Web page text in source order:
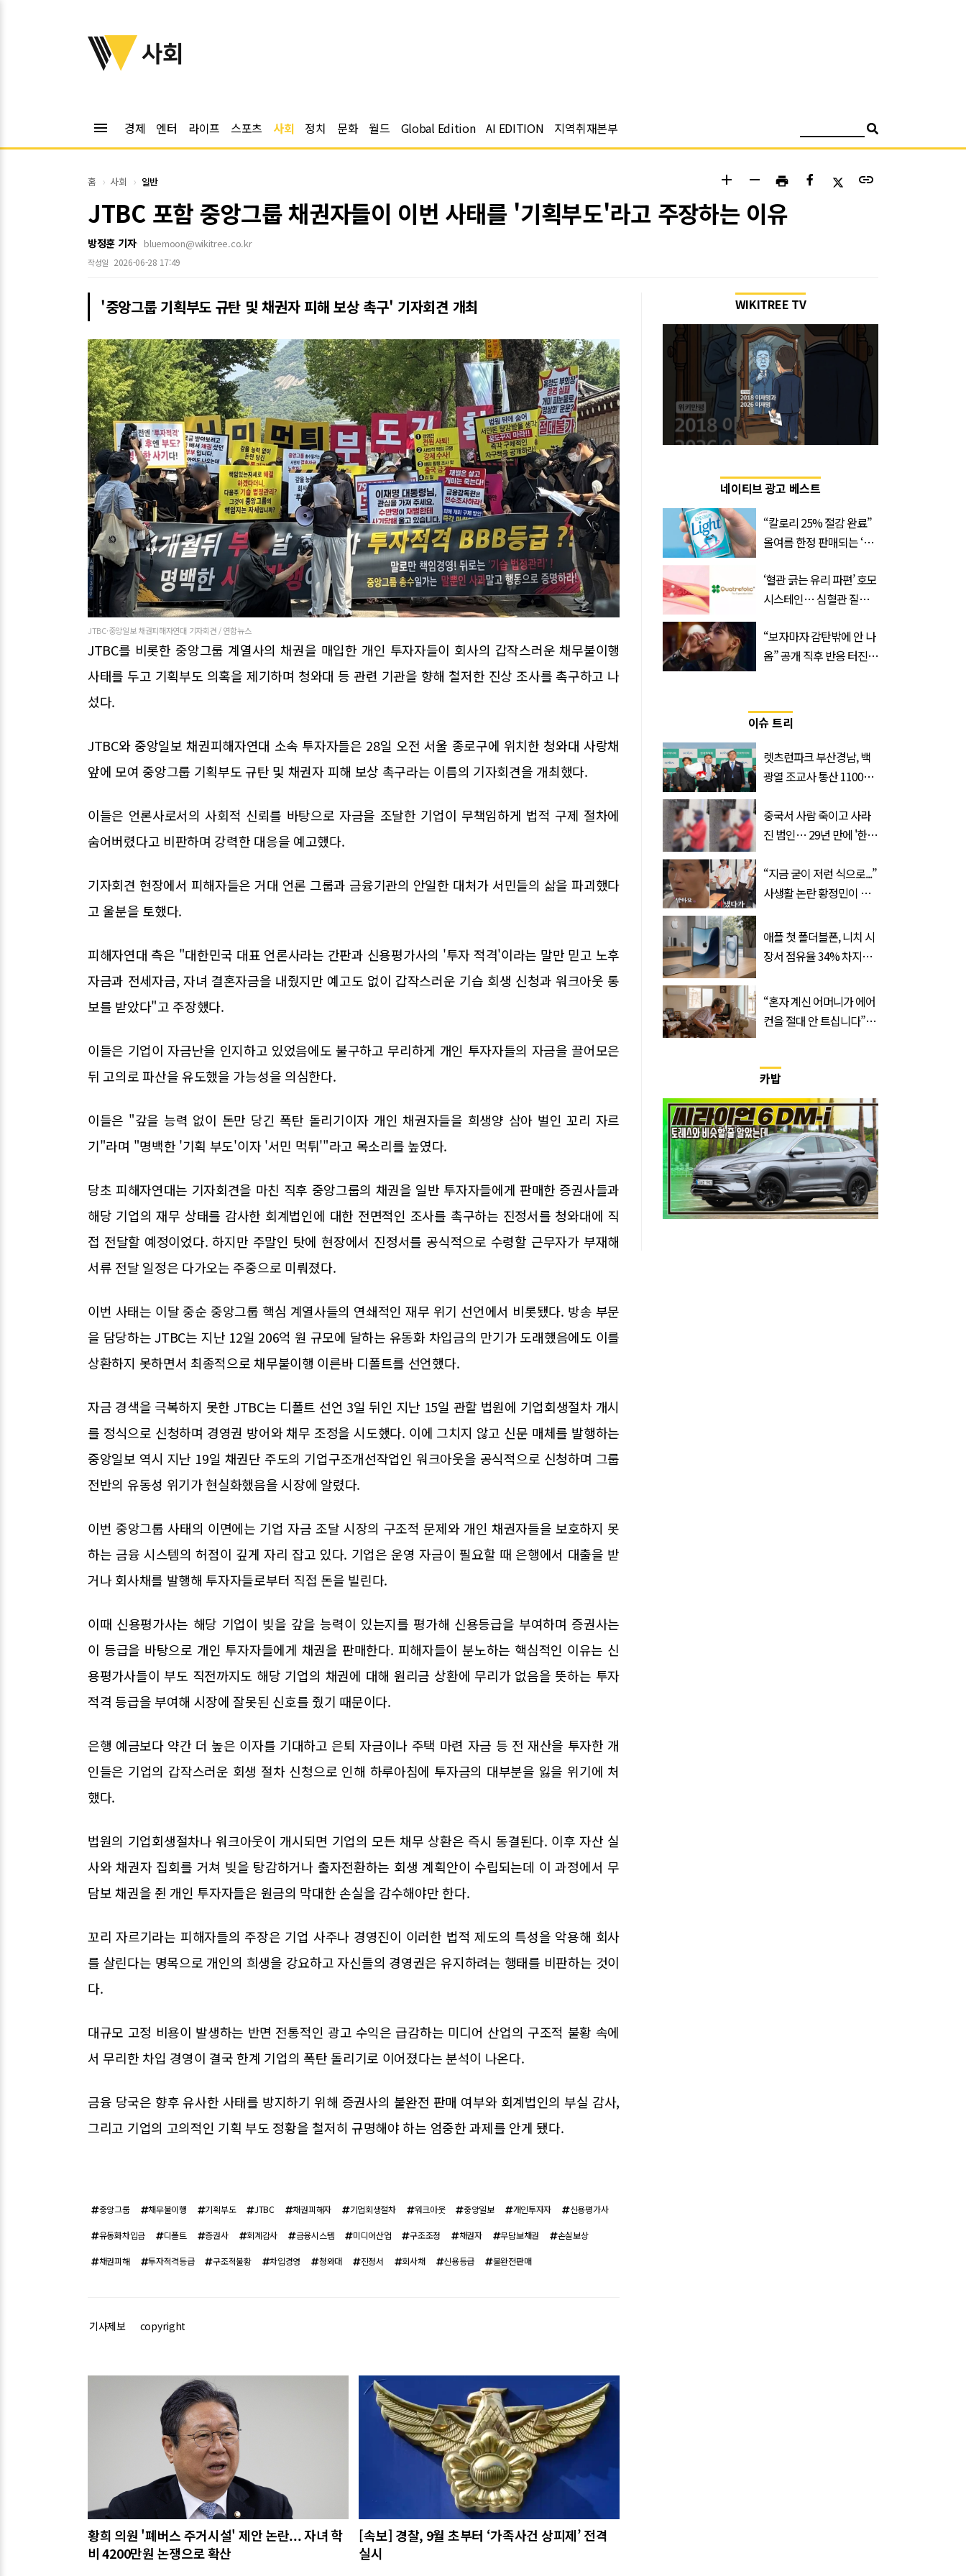
위키트리
사회
menu 경제 엔터 라이프 스포츠 사회 정치 문화 월드 Global Edition AI EDITION 지역취재본부
홈 사회 일반 add remove print link
JTBC 포함 중앙그룹 채권자들이 이번 사태를 '기획부도'라고 주장하는 이유
방정훈 기자 bluemoon@wikitree.co.kr
작성일 2026-06-28 17:49
'중앙그룹 기획부도 규탄 및 채권자 피해 보상 촉구' 기자회견 개최
JTBC·중앙일보 채권피해자연대 기자회견 / 연합뉴스
JTBC를 비롯한 중앙그룹 계열사의 채권을 매입한 개인 투자자들이 회사의 갑작스러운 채무불이행
사태를 두고 기획부도 의혹을 제기하며 청와대 등 관련 기관을 향해 철저한 진상 조사를 촉구하고 나
섰다.
JTBC와 중앙일보 채권피해자연대 소속 투자자들은 28일 오전 서울 종로구에 위치한 청와대 사랑채
앞에 모여 중앙그룹 기획부도 규탄 및 채권자 피해 보상 촉구라는 이름의 기자회견을 개최했다.
이들은 언론사로서의 사회적 신뢰를 바탕으로 자금을 조달한 기업이 무책임하게 법적 구제 절차에
숨어버렸다고 비판하며 강력한 대응을 예고했다.
기자회견 현장에서 피해자들은 거대 언론 그룹과 금융기관의 안일한 대처가 서민들의 삶을 파괴했다
고 울분을 토했다.
피해자연대 측은 "대한민국 대표 언론사라는 간판과 신용평가사의 '투자 적격'이라는 말만 믿고 노후
자금과 전세자금, 자녀 결혼자금을 내줬지만 예고도 없이 갑작스러운 기습 회생 신청과 워크아웃 통
보를 받았다"고 주장했다.
이들은 기업이 자금난을 인지하고 있었음에도 불구하고 무리하게 개인 투자자들의 자금을 끌어모은
뒤 고의로 파산을 유도했을 가능성을 의심한다.
이들은 "갚을 능력 없이 돈만 당긴 폭탄 돌리기이자 개인 채권자들을 희생양 삼아 벌인 꼬리 자르
기"라며 "명백한 '기획 부도'이자 '서민 먹튀'"라고 목소리를 높였다.
당초 피해자연대는 기자회견을 마친 직후 중앙그룹의 채권을 일반 투자자들에게 판매한 증권사들과
해당 기업의 재무 상태를 감사한 회계법인에 대한 전면적인 조사를 촉구하는 진정서를 청와대에 직
접 전달할 예정이었다. 하지만 주말인 탓에 현장에서 진정서를 공식적으로 수령할 근무자가 부재해
서류 전달 일정은 다가오는 주중으로 미뤄졌다.
이번 사태는 이달 중순 중앙그룹 핵심 계열사들의 연쇄적인 재무 위기 선언에서 비롯됐다. 방송 부문
을 담당하는 JTBC는 지난 12일 206억 원 규모에 달하는 유동화 차입금의 만기가 도래했음에도 이를
상환하지 못하면서 최종적으로 채무불이행 이른바 디폴트를 선언했다.
자금 경색을 극복하지 못한 JTBC는 디폴트 선언 3일 뒤인 지난 15일 관할 법원에 기업회생절차 개시
를 정식으로 신청하며 경영권 방어와 채무 조정을 시도했다. 이에 그치지 않고 신문 매체를 발행하는
중앙일보 역시 지난 19일 채권단 주도의 기업구조개선작업인 워크아웃을 공식적으로 신청하며 그룹
전반의 유동성 위기가 현실화했음을 시장에 알렸다.
이번 중앙그룹 사태의 이면에는 기업 자금 조달 시장의 구조적 문제와 개인 채권자들을 보호하지 못
하는 금융 시스템의 허점이 깊게 자리 잡고 있다. 기업은 운영 자금이 필요할 때 은행에서 대출을 받
거나 회사채를 발행해 투자자들로부터 직접 돈을 빌린다.
이때 신용평가사는 해당 기업이 빚을 갚을 능력이 있는지를 평가해 신용등급을 부여하며 증권사는
이 등급을 바탕으로 개인 투자자들에게 채권을 판매한다. 피해자들이 분노하는 핵심적인 이유는 신
용평가사들이 부도 직전까지도 해당 기업의 채권에 대해 원리금 상환에 무리가 없음을 뜻하는 투자
적격 등급을 부여해 시장에 잘못된 신호를 줬기 때문이다.
은행 예금보다 약간 더 높은 이자를 기대하고 은퇴 자금이나 주택 마련 자금 등 전 재산을 투자한 개
인들은 기업의 갑작스러운 회생 절차 신청으로 인해 하루아침에 투자금의 대부분을 잃을 위기에 처
했다.
법원의 기업회생절차나 워크아웃이 개시되면 기업의 모든 채무 상환은 즉시 동결된다. 이후 자산 실
사와 채권자 집회를 거쳐 빚을 탕감하거나 출자전환하는 회생 계획안이 수립되는데 이 과정에서 무
담보 채권을 쥔 개인 투자자들은 원금의 막대한 손실을 감수해야만 한다.
꼬리 자르기라는 피해자들의 주장은 기업 사주나 경영진이 이러한 법적 제도의 특성을 악용해 회사
를 살린다는 명목으로 개인의 희생을 강요하고 자신들의 경영권은 유지하려는 행태를 비판하는 것이
다.
대규모 고정 비용이 발생하는 반면 전통적인 광고 수익은 급감하는 미디어 산업의 구조적 불황 속에
서 무리한 차입 경영이 결국 한계 기업의 폭탄 돌리기로 이어졌다는 분석이 나온다.
금융 당국은 향후 유사한 사태를 방지하기 위해 증권사의 불완전 판매 여부와 회계법인의 부실 감사,
그리고 기업의 고의적인 기획 부도 정황을 철저히 규명해야 하는 엄중한 과제를 안게 됐다.
중앙그룹 채무불이행 기획부도 JTBC 채권피해자 기업회생절차 워크아웃 중앙일보 개인투자자 신용평가사
유동화차입금 디폴트 증권사 회계감사 금융시스템 미디어산업 구조조정 채권자 무담보채권 손실보상
채권피해 투자적격등급 구조적불황 차입경영 청와대 진정서 회사채 신용등급 불완전판매
기사제보 copyright
관련기사
황희 의원 '폐버스 주거시설' 제안 논란... 자녀 학
비 4200만원 논쟁으로 확산
[속보] 경찰, 9월 초부터 ‘가족사건 상피제’ 전격
실시
WIKITREE TV
네이티브 광고 베스트
“칼로리 25% 절감 완료”
올여름 한정 판매되는 ‘최
‘혈관 긁는 유리 파편’ 호모
시스테인… 심혈관 질환
“보자마자 감탄밖에 안 나
옴” 공개 직후 반응 터진
이슈 트리
렛츠런파크 부산경남, 백
광열 조교사 통산 1100
중국서 사람 죽이고 사라
진 범인… 29년 만에 '한
“지금 굳이 저런 식으로...”
사생활 논란 황정민이 곧
애플 첫 폴더블폰, 니치 시
장서 점유율 34% 차지할
“혼자 계신 어머니가 에어
컨을 절대 안 트십니다”…
카밥